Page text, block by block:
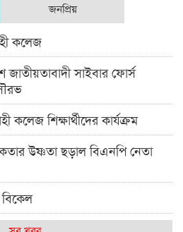
জনপ্রিয়
কলেজ
জাতীয়তাবাদী সাইবার ফোর্স
কলেজ শিক্ষার্থীদের কার্যক্রম
উষ্ণতা ছড়াল বিএনপি নেতা
বিকেল